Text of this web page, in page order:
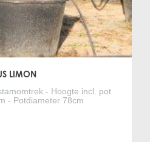
LIMON
- Hoogte incl. pot
- Potdiameter 78cm